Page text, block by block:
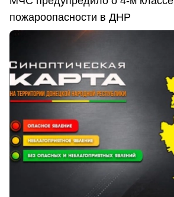
пожароопасности в ДНР